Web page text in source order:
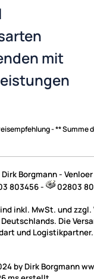
- ** Summe
Borgmann -
803456 - 02803
inkl. MwSt. und
Die
und Logistikpartner.
by Dirk Borgmann